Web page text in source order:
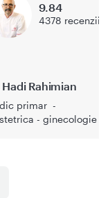
Hadi Rahimian
primar
- ginecologie
9.84
4378 recenzii